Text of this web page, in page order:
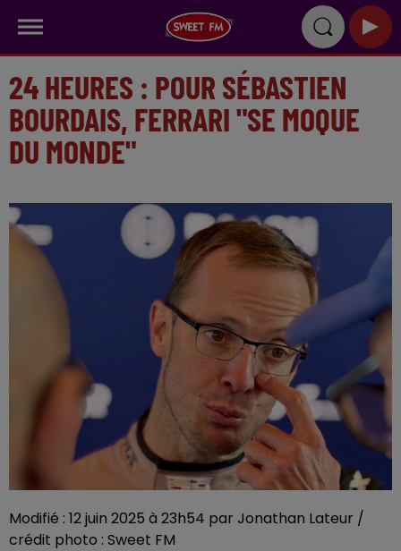
24 HEURES : POUR SÉBASTIEN
BOURDAIS, FERRARI "SE MOQUE
DU MONDE"
Modifié : 12 juin 2025 à 23h54 par Jonathan Lateur /
crédit photo : Sweet FM